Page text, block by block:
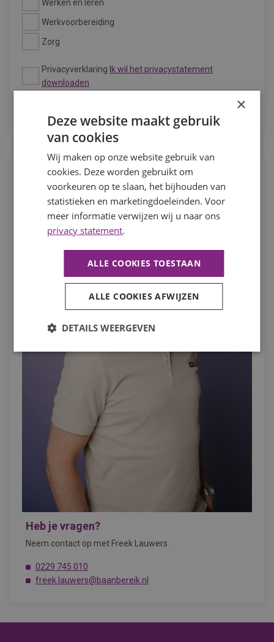
Werken en leren
Werkvoorbereiding
Zorg
Privacyverklaring Ik wil het privacystatement
downloaden
Heb je vragen?
Neem contact op met Freek Lauwers.
0229 745 010
freek.lauwers@baanbereik.nl
×
Deze website maakt gebruik
van cookies
Wij maken op onze website gebruik van
cookies. Deze worden gebruikt om
voorkeuren op te slaan, het bijhouden van
statistieken en marketingdoeleinden. Voor
meer informatie verwijzen wij u naar ons
privacy statement.
ALLE COOKIES TOESTAAN
ALLE COOKIES AFWIJZEN
DETAILS WEERGEVEN